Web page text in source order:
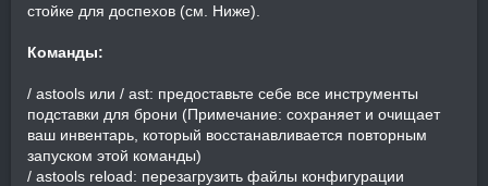
стойке для доспехов (см. Ниже).
Команды:
/ astools или / ast: предоставьте себе все инструменты
подставки для брони (Примечание: сохраняет и очищает
ваш инвентарь, который восстанавливается повторным
запуском этой команды)
/ astools reload: перезагрузить файлы конфигурации